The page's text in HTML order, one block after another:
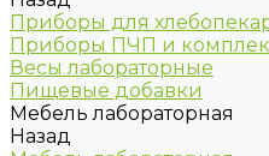
Приборы для
Приборы ПЧП и
Весы лабораторные
Пищевые добавки
Мебель лабораторная
Назад